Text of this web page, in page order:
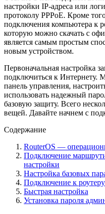
настройки IP-адреса или
протоколу PPPoE. Кроме
подключения компьютера к
которую можно скачать с
является самым простым
новым устройством.
Первоначальная настройка
подключиться к Интернету.
панель управления,
использовать надежный
базовую защиту. Всего
вещей. Давайте начнем с
Содержание
RouterOS —
Подключение
настройки
Настройка базовых
Подключение к
Быстрая настройка
Установка пароля